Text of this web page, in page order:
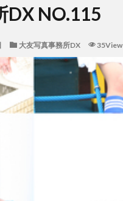
DX NO.115
大友写真事務所DX 35View